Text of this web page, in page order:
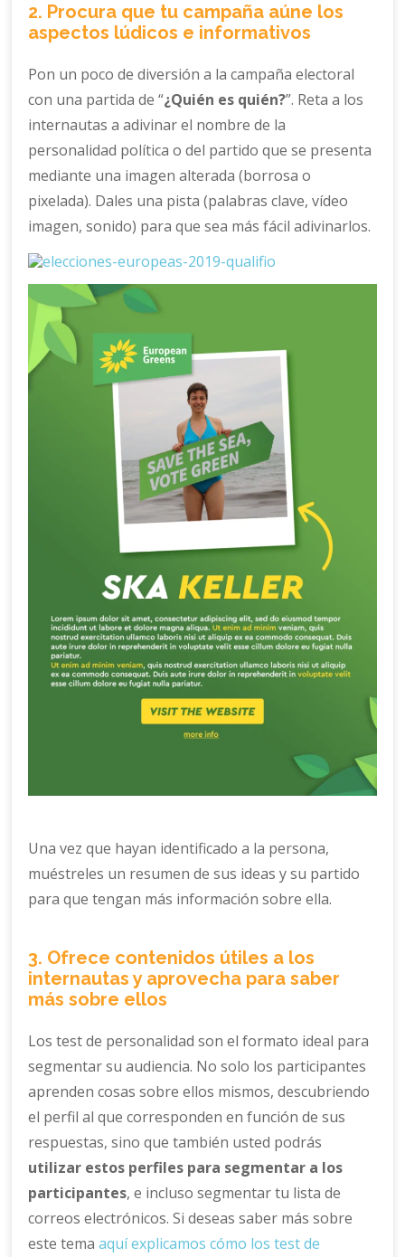
2. Procura que tu campaña aúne los
aspectos lúdicos e informativos
Pon un poco de diversión a la campaña electoral
con una partida de “¿Quién es quién?”. Reta a los
internautas a adivinar el nombre de la
personalidad política o del partido que se presenta
mediante una imagen alterada (borrosa o
pixelada). Dales una pista (palabras clave, vídeo
imagen, sonido) para que sea más fácil adivinarlos.
Una vez que hayan identificado a la persona,
muéstreles un resumen de sus ideas y su partido
para que tengan más información sobre ella.
3. Ofrece contenidos útiles a los
internautas y aprovecha para saber
más sobre ellos
Los test de personalidad son el formato ideal para
segmentar su audiencia. No solo los participantes
aprenden cosas sobre ellos mismos, descubriendo
el perfil al que corresponden en función de sus
respuestas, sino que también usted podrás
utilizar estos perfiles para segmentar a los
participantes, e incluso segmentar tu lista de
correos electrónicos. Si deseas saber más sobre
este temaaquí explicamos cómo los test de